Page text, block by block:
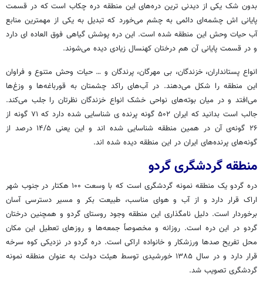
بدون شک یکی از دیدنی ترین دره‌های این منطقه دره چکاب است که در قسمت
پایانی اش چشمه‌ای دائمی به چشم می‌خورد که تبدیل به یکی از مهمترین منابع
آب حیات وحش این منطقه شده است. این دره پوشش گیاهی فوق العاده ای دارد
و در قسمت پایانی آن هم درختان کهنسال زیادی دیده می‌شوند.
انواع پستانداران، خزندگان، بی مهرگان، پرندگان و … حیات وحش متنوع و فراوان
این منطقه را شکل می‌دهند. در آب‌های راکد چشمتان به قورباغه‌ها و وزغ‌ها
می‌افتد و در میان بوته‌های نواحی خشک انواع خزندگان نظرتان را جلب می‌کند.
جالب است بدانید که ایران ۵۰۲ گونه پرنده ی شناسایی شده دارد که ۷۱ گونه از
۲۶ گونه‌ی آن در همین منطقه شناسایی شده اند و این یعنی ۱۴/۵ درصد از
گونه‌های پرنده‌های ایران در این منطقه دیده شده اند.
منطقه گردشگری گردو
دره گردو یک منطقه نمونه گردشگری است که با وسعت ۱۰۰ هکتار در جنوب شهر
اراک قرار دارد و از آب و هوای مناسب، طبیعت بکر و مسیر دسترسی آسان
برخوردار است. دلیل نامگذاری این منطقه وجود روستای گردو و همچنین درختان
گردو در این دره است. روزانه و مخصوصاً جمعه‌ها و روزهای تعطیل این مکان
محل تفریح صدها ورزشکار و خانواده اراکی است. دره گردو در نزدیکی کوه سرخه
قرار دارد و در سال ۱۳۸۵ خورشیدی توسط هیئت دولت به عنوان منطقه نمونه
گردشگری تصویب شد.